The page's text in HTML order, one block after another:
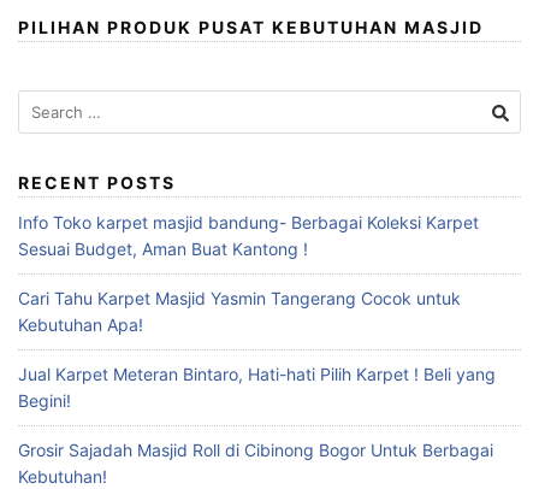
PILIHAN PRODUK PUSAT KEBUTUHAN MASJID
RECENT POSTS
Info Toko karpet masjid bandung- Berbagai Koleksi Karpet
Sesuai Budget, Aman Buat Kantong !
Cari Tahu Karpet Masjid Yasmin Tangerang Cocok untuk
Kebutuhan Apa!
Jual Karpet Meteran Bintaro, Hati-hati Pilih Karpet ! Beli yang
Begini!
Grosir Sajadah Masjid Roll di Cibinong Bogor Untuk Berbagai
Kebutuhan!